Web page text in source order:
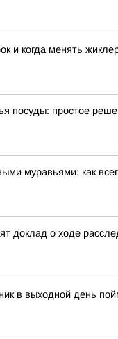
и когда менять
посуды: простое
муравьями: как
доклад о ходе
в выходной день